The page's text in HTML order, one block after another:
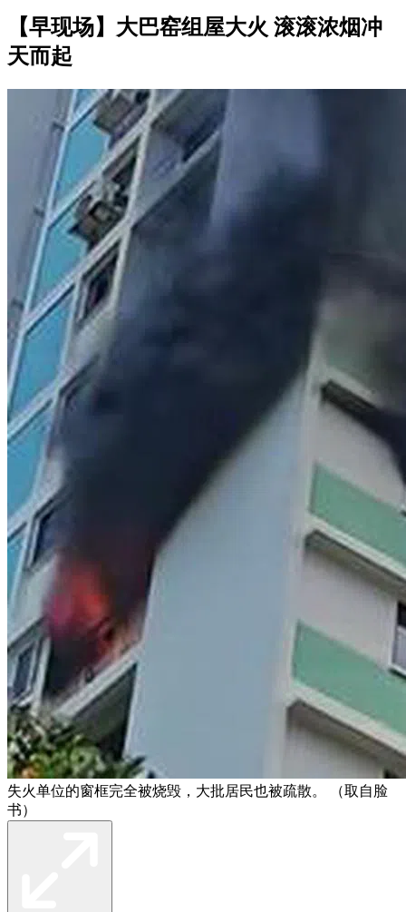
【早现场】大巴窑组屋大火 滚滚浓烟冲
天而起
失火单位的窗框完全被烧毁，大批居民也被疏散。 （取自脸
书）